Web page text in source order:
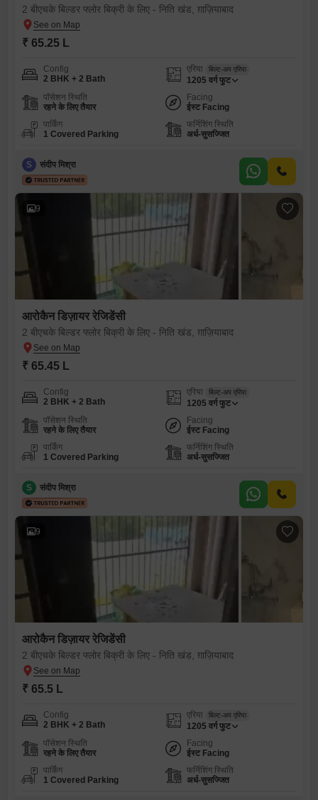
2 बीएचके बिल्डर फ्लोर बिक्री के लिए - निति खंड, ग़ाज़ियाबाद
₹ 65.25 L
Config
2 BHK + 2 Bath
एरिया बिल्ट-अप एरिया
1205 वर्ग फुट
पॉसेशन स्थिति
रहने के लिए तैयार
Facing
ईस्ट Facing
पार्किंग
1 Covered Parking
फर्निशिंग स्थिति
अर्ध-सुसज्जित
S संदीप मिश्रा
9
आरोकैन डिज़ायर रेजिडेंसी
2 बीएचके बिल्डर फ्लोर बिक्री के लिए - निति खंड, ग़ाज़ियाबाद
₹ 65.45 L
Config
2 BHK + 2 Bath
एरिया बिल्ट-अप एरिया
1205 वर्ग फुट
पॉसेशन स्थिति
रहने के लिए तैयार
Facing
ईस्ट Facing
पार्किंग
1 Covered Parking
फर्निशिंग स्थिति
अर्ध-सुसज्जित
S संदीप मिश्रा
9
आरोकैन डिज़ायर रेजिडेंसी
2 बीएचके बिल्डर फ्लोर बिक्री के लिए - निति खंड, ग़ाज़ियाबाद
₹ 65.5 L
Config
2 BHK + 2 Bath
एरिया बिल्ट-अप एरिया
1205 वर्ग फुट
पॉसेशन स्थिति
रहने के लिए तैयार
Facing
ईस्ट Facing
पार्किंग
1 Covered Parking
फर्निशिंग स्थिति
अर्ध-सुसज्जित